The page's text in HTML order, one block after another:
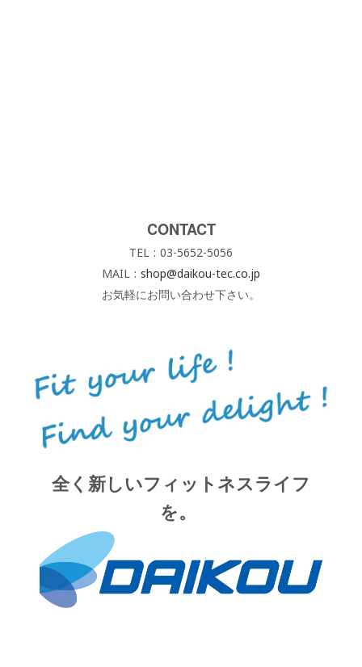
CONTACT
TEL : 03-5652-5056
MAIL : shop@daikou-tec.co.jp
お気軽にお問い合わせ下さい。
全く新しいフィットネスライフ
を。